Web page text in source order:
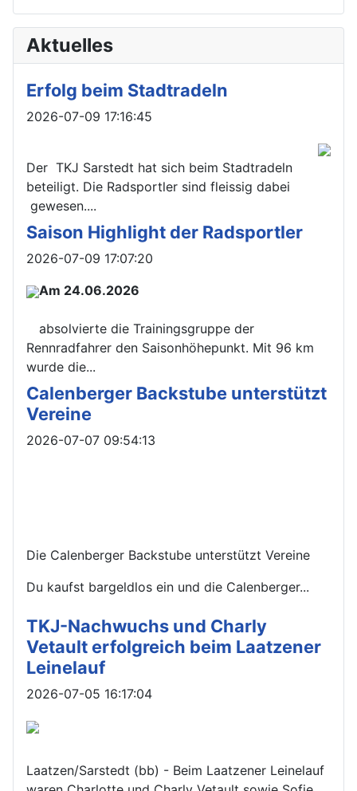
Aktuelles
Erfolg beim Stadtradeln
Details
2026-07-09 17:16:45
Der TKJ Sarstedt hat sich beim Stadtradeln
beteiligt. Die Radsportler sind fleissig dabei
gewesen....
Saison Highlight der Radsportler
Details
2026-07-09 17:07:20
Am 24.06.2026
absolvierte die Trainingsgruppe der
Rennradfahrer den Saisonhöhepunkt. Mit 96 km
wurde die...
Calenberger Backstube unterstützt
Vereine
Details
2026-07-07 09:54:13
Die Calenberger Backstube unterstützt Vereine
Du kaufst bargeldlos ein und die Calenberger...
TKJ-Nachwuchs und Charly
Vetault erfolgreich beim Laatzener
Leinelauf
Details
2026-07-05 16:17:04
Laatzen/Sarstedt (bb) - Beim Laatzener Leinelauf